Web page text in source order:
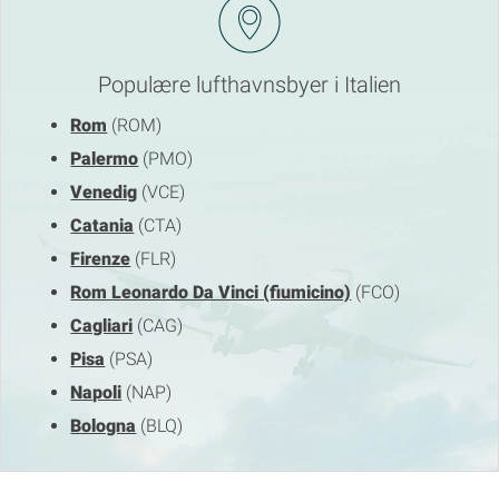
Populære lufthavnsbyer i Italien
Rom (ROM)
Palermo (PMO)
Venedig (VCE)
Catania (CTA)
Firenze (FLR)
Rom Leonardo Da Vinci (fiumicino) (FCO)
Cagliari (CAG)
Pisa (PSA)
Napoli (NAP)
Bologna (BLQ)